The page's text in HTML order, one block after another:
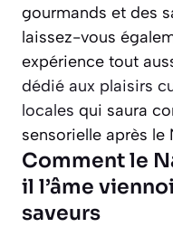
gourmands et des
laissez-vous
expérience tout
dédié aux plaisirs
locales qui saura
sensorielle après le
Comment le
il l’âme
saveurs